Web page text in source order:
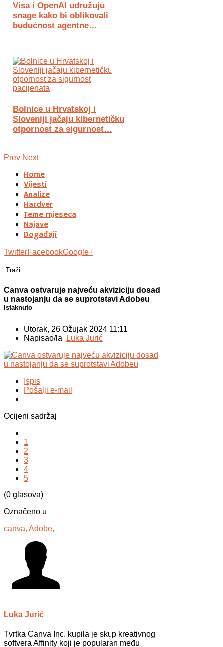
Visa i OpenAI udružuju
snage kako bi oblikovali
budućnost agentne…
Bolnice u Hrvatskoj i
Sloveniji jačaju kibernetičku
otpornost za sigurnost…
Prev Next
Home
Vijesti
Analize
Hardver
Teme mjeseca
Najave
Događaji
TwitterFacebookGoogle+
Canva ostvaruje najveću akviziciju dosad
u nastojanju da se suprotstavi Adobeu
Istaknuto
Utorak, 26 Ožujak 2024 11:11
Napisao/la Luka Jurić
Ispis
Pošalji e-mail
Ocijeni sadržaj
1
2
3
4
5
(0 glasova)
Označeno u
canva, Adobe,
Luka Jurić
Tvrtka Canva Inc. kupila je skup kreativnog
softvera Affinity koji je popularan među